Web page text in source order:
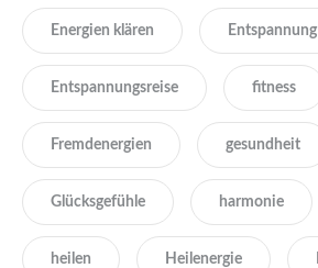
Energien klären Entspannung
Entspannungsreise fitness
Fremdenergien gesundheit
Glücksgefühle harmonie
heilen Heilenergie